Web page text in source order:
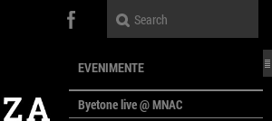
EVENIMENTE
Byetone live @ MNAC